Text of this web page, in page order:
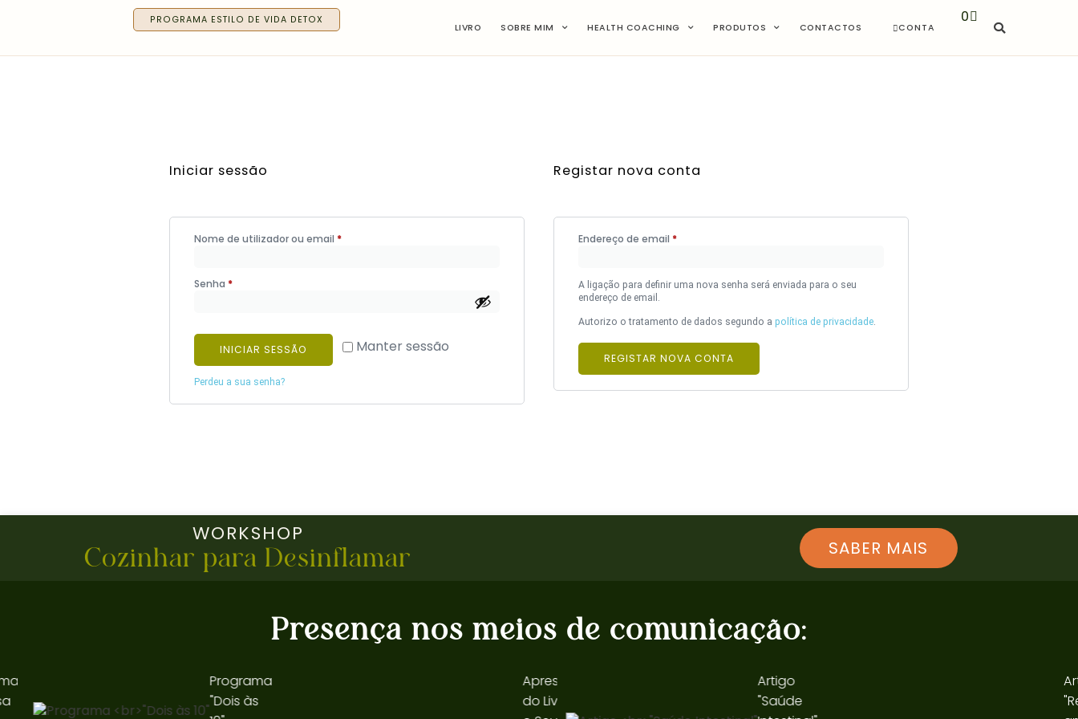
PROGRAMA ESTILO DE VIDA DETOX
LIVRO SOBRE MIM HEALTH COACHING PRODUTOS CONTACTOS CONTA
0
Iniciar sessão
Nome de utilizador ou email *
Senha *
Manter sessão
INICIAR SESSÃO
Perdeu a sua senha?
Registar nova conta
Endereço de email *
A ligação para definir uma nova senha será enviada para o seu
endereço de email.
Autorizo o tratamento de dados segundo a política de privacidade.
REGISTAR NOVA CONTA
WORKSHOP
Cozinhar para Desinflamar SABER MAIS
Presença nos meios de comunicação:
Programa
"Dois às
Apresentação
do Livro "Cure
Artigo
"Saúde